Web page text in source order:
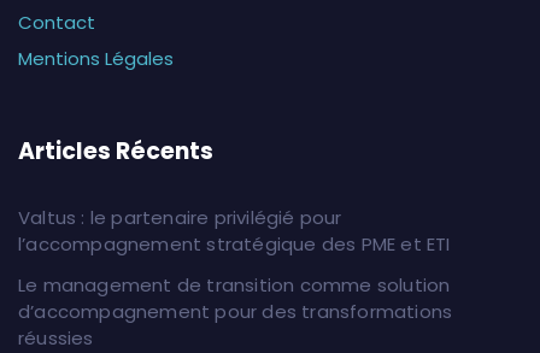
Contact
Mentions Légales
Articles Récents
Valtus : le partenaire privilégié pour
l’accompagnement stratégique des PME et ETI
Le management de transition comme solution
d’accompagnement pour des transformations
réussies